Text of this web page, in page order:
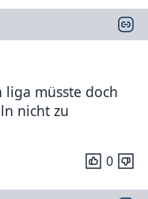
müsste doch
nicht zu
0